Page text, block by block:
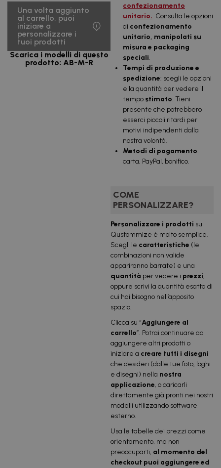
20000
uds.
0,67
€/u.
13.438,38
IVA inclusa
30000
uds.
0,67
€/u.
€
IVA inclusa
Una volta aggiunto
al carrello, puoi
iniziare a
personalizzare i
tuoi prodotti
Scarica i modelli di questo
prodotto: AB-M-R
confezionamento
unitario.. Consulta le opzioni
di confezionamento
unitario, manipolati su
misura e packaging
speciali.
Tempi di produzione e
spedizione: scegli le opzioni
e la quantità per vedere il
tempo stimato. Tieni
presente che potrebbero
esserci piccoli ritardi per
motivi indipendenti dalla
nostra volontà.
Metodi di pagamento:
carta, PayPal, bonifico.
COME
PERSONALIZZARE?
Personalizzare i prodotti su
Qustommize è molto semplice.
Scegli le caratteristiche (le
combinazioni non valide
appariranno barrate) e una
quantità per vedere i prezzi,
oppure scrivi la quantità esatta di
cui hai bisogno nell’apposito
spazio.
Clicca su “Aggiungere al
carrello”. Potrai continuare ad
aggiungere altri prodotti o
iniziare a creare tutti i disegni
che desideri (dalle tue foto, loghi
e disegni) nella nostra
applicazione, o caricarli
direttamente già pronti nei nostri
modelli utilizzando software
esterno.
Usa le tabelle dei prezzi come
orientamento, ma non
preoccuparti, al momento del
checkout puoi aggiungere ed